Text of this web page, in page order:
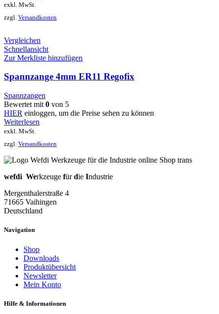
exkl. MwSt.
zzgl. Versandkosten
Vergleichen
Schnellansicht
Zur Merkliste hinzufügen
Spannzange 4mm ER11 Regofix
Spannzangen
Bewertet mit 0 von 5
HIER einloggen, um die Preise sehen zu können
Weiterlesen
exkl. MwSt.
zzgl. Versandkosten
wefdi Werkzeuge fürdie Industrie
Mergenthalerstraße 4
71665 Vaihingen
Deutschland
Navigation
Shop
Downloads
Produktübersicht
Newsletter
Mein Konto
Hilfe & Informationen